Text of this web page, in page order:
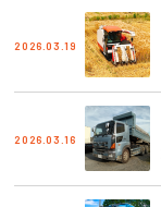
2026.03.19
2026.03.16